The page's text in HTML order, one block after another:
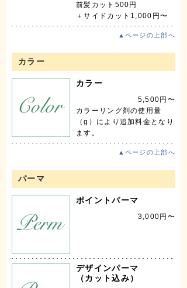
前髪カット500円
＋サイドカット1,000円〜
▲ページの上部へ
カラー
カラー
5,500円〜
カラーリング剤の使用量
（g）により追加料金となり
ます。
▲ページの上部へ
パーマ
ポイントパーマ
3,000円〜
デザインパーマ
（カット込み）